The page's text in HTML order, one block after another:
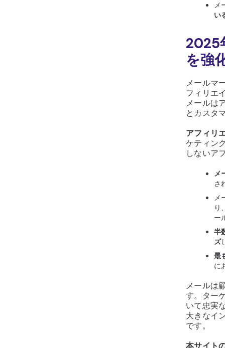
メ
い
2025
を強
メールマ
フィリエ
メールは
とカスタ
アフィリ
ケティン
しないア
メ
さ
メ
り
ー
半
ズ
最
に
メールは
す。ター
いて忠実
大きなイ
です。
本サイト